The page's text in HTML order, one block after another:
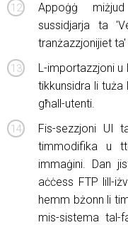
Appoġġ
sussidjarja ta
tranżazzjonijiet
L-importazzjoni u
tikkunsidra li
għall-utenti.
Fis-sezzjoni UI
timmodifika u
immaġini. Dan
aċċess FTP lill-
hemm bżonn li
mis-sistema tal-